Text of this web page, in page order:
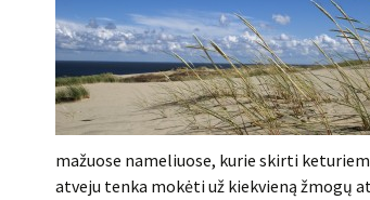
mažuose nameliuose, kurie skirti
atveju tenka mokėti už kiekvieną žmogų